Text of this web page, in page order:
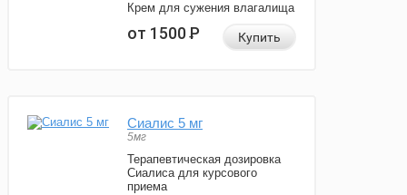
Крем для сужения влагалища
от 1500Р Купить
Сиалис 5 мг
5мг
Терапевтическая дозировка
Сиалиса для курсового
приема